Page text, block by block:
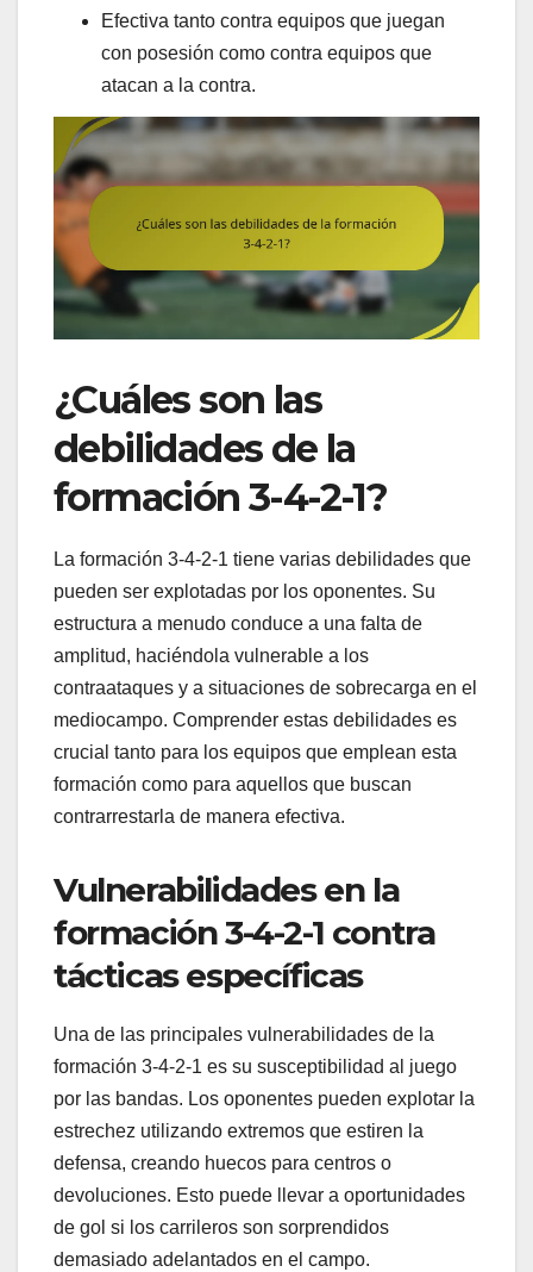
Efectiva tanto contra equipos que juegan
con posesión como contra equipos que
atacan a la contra.
¿Cuáles son las
debilidades de la
formación 3-4-2-1?
La formación 3-4-2-1 tiene varias debilidades que
pueden ser explotadas por los oponentes. Su
estructura a menudo conduce a una falta de
amplitud, haciéndola vulnerable a los
contraataques y a situaciones de sobrecarga en el
mediocampo. Comprender estas debilidades es
crucial tanto para los equipos que emplean esta
formación como para aquellos que buscan
contrarrestarla de manera efectiva.
Vulnerabilidades en la
formación 3-4-2-1 contra
tácticas específicas
Una de las principales vulnerabilidades de la
formación 3-4-2-1 es su susceptibilidad al juego
por las bandas. Los oponentes pueden explotar la
estrechez utilizando extremos que estiren la
defensa, creando huecos para centros o
devoluciones. Esto puede llevar a oportunidades
de gol si los carrileros son sorprendidos
demasiado adelantados en el campo.